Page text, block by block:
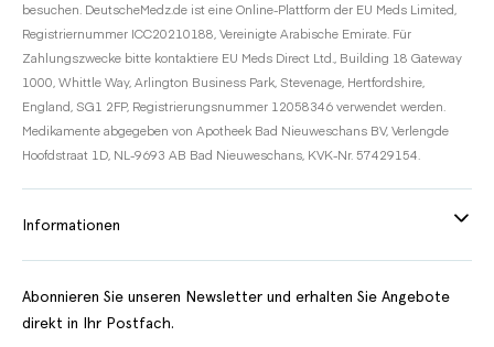
besuchen. DeutscheMedz.de ist eine Online-Plattform der EU Meds Limited,
Registriernummer ICC20210188, Vereinigte Arabische Emirate. Für
Zahlungszwecke bitte kontaktiere EU Meds Direct Ltd., Building 18 Gateway
1000, Whittle Way, Arlington Business Park, Stevenage, Hertfordshire,
England, SG1 2FP, Registrierungsnummer 12058346 verwendet werden.
Medikamente abgegeben von Apotheek Bad Nieuweschans BV, Verlengde
Hoofdstraat 1D, NL-9693 AB Bad Nieuweschans, KVK-Nr. 57429154.
Informationen
Abonnieren Sie unseren Newsletter und erhalten Sie Angebote
direkt in Ihr Postfach.